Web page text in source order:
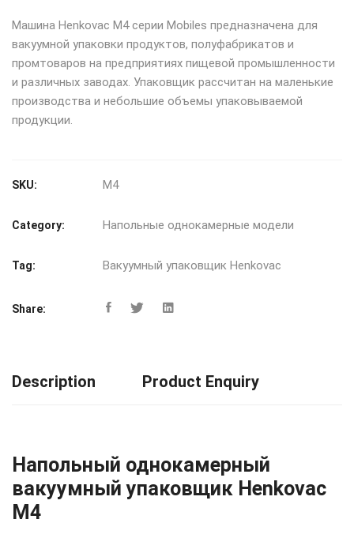
Машина Henkovac M4 серии Mobiles предназначена для
вакуумной упаковки продуктов, полуфабрикатов и
промтоваров на предприятиях пищевой промышленности
и различных заводах. Упаковщик рассчитан на маленькие
производства и небольшие объемы упаковываемой
продукции.
SKU: M4
Category: Напольные однокамерные модели
Tag: Вакуумный упаковщик Henkovac
Share:
Description Product Enquiry
Напольный однокамерный
вакуумный упаковщик Henkovac
M4